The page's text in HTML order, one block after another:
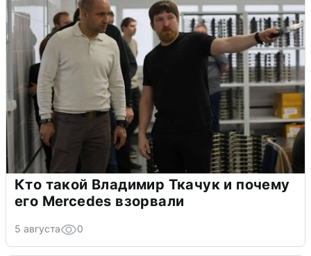
Кто такой Владимир Ткачук и почему
его Mercedes взорвали
5 августа 0